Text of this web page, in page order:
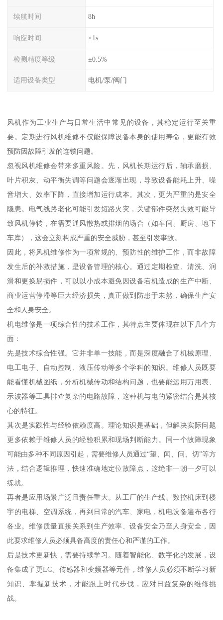
续航时间 8h
响应时间 ≤1s
检测精度等级 ±0.5%
适用设备类型 电机/泵/阀门
风机作为工业生产与日常生活中常见的设备，其稳定运行至关重
要。定期进行风机维修不仅能保障设备本身的使用寿命，更能有效
预防因故障引发的连锁问题。
忽视风机维修会带来多重风险。先，风机长期运行后，轴承磨损、
叶片积灰、动平衡失调等问题会逐渐出现，导致设备能耗上升、噪
音增大、效率下降，直接增加运行成本。其次，更为严重的是安全
隐患。电气线路老化可能引发短路火灾，关键部件突然失效可能导
致风机停转，在需要通风散热或排烟的场合（如车间、厨房、地下
车库），这会立刻构成严重的安全威胁，甚至引发事故。
因此，将风机维修作为一项常规的、预防性的维护工作，而非故障
发生后的补救措施，是设备管理的核心。通过定期检查、清洗、润
滑和更换易损件，可以以小成本避免因设备宕机造成的生产中断、
商业运营停滞等巨大经济损失，真正做到防患于未然，确保生产安
全和人身安全。
机电维修是一项综合性的技术工作，其特点主要体现在以下几个方
面：
先是技术综合性强。它并非单一技能，而是深度融合了机械原理、
电工电子、自动控制、液压传动等多个学科的知识。维修人员既要
能看懂机械图纸，分析机械传动和结构问题，也要能运用万用表、
示波器等工具排查复杂的电路故障，这种机与电的紧密结合是其核
心的特征。
其次是实践性与经验依赖度高。理论知识是基础，但解决实际问题
更多依赖于维修人员的经验积累和现场判断能力。同一个故障现象
可能由多种不同原因引起，需要维修人员通过“望、闻、问、切”等方
法，结合逻辑推理，快速准确地定位故障点，这绝非一朝一夕可以
练就。
再者是应用场景广泛且责任重大。从工厂的生产线、数控机床到楼
宇的电梯、空调系统，再到日常的汽车、家电，机电设备遍布各行
各业。维修质量直接关系到生产效率、设备安全乃至人身安全，因
此要求维修人员必须具备高度的责任心和严谨的工作。
后是技术更新快，需要持续学习。随着智能化、数字化的发展，设
备集成了更LC、传感器和变频器等元件，维修人员必须不断学习新
知识、掌握新技术，才能跟上时代步伐，应对日益复杂的维修挑
战。